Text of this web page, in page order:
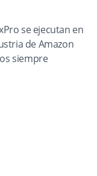
se ejecutan en
de Amazon
siempre